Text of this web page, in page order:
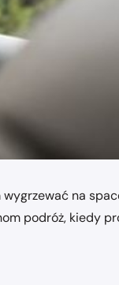
wygrzewać na
podróż, kiedy